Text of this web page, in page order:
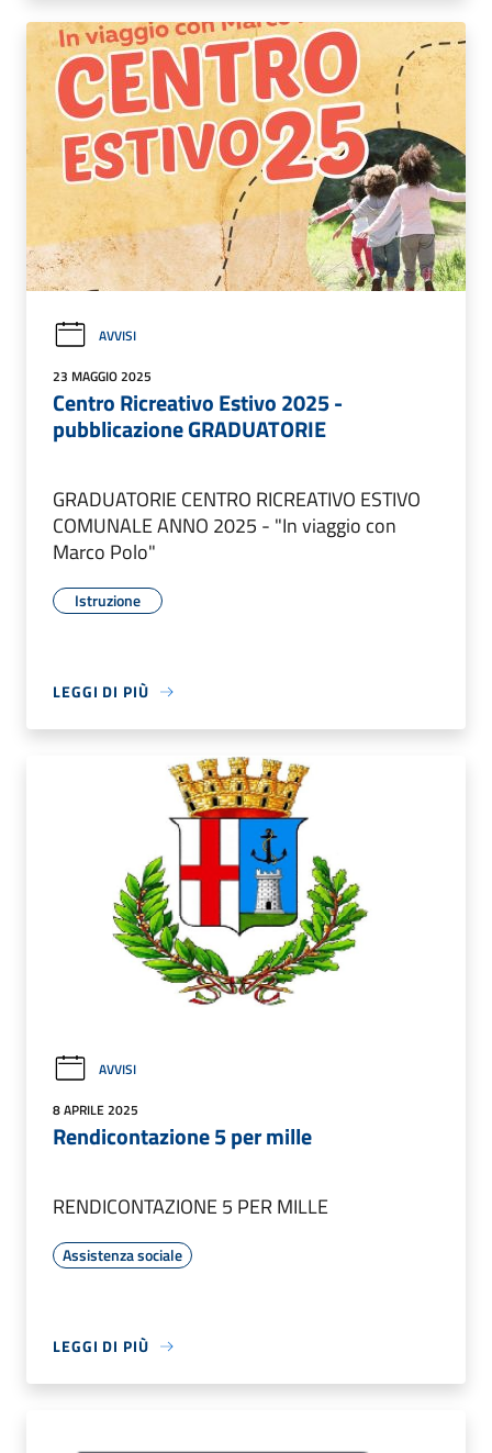
AVVISI
23 MAGGIO 2025
Centro Ricreativo Estivo 2025 -
pubblicazione GRADUATORIE
GRADUATORIE CENTRO RICREATIVO ESTIVO
COMUNALE ANNO 2025 - "In viaggio con
Marco Polo"
Istruzione
LEGGI DI PIÙ
AVVISI
8 APRILE 2025
Rendicontazione 5 per mille
RENDICONTAZIONE 5 PER MILLE
Assistenza sociale
LEGGI DI PIÙ